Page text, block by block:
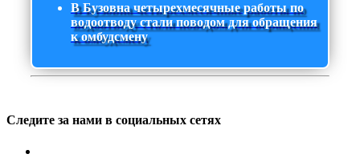
В Бузовна четырехмесячные работы по
водоотводу стали поводом для обращения
к омбудсмену
Следите за нами в социальных сетях